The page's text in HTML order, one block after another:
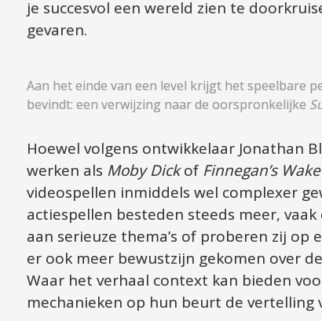
je succesvol een wereld zien te
gevaren.
Aan het einde van een level krijgt het speelbare
bevindt: een verwijzing naar de oorspronkelijke
Hoewel volgens ontwikkelaar Jonathan
werken als Moby Dick of Finnegan’s Wake
videospellen inmiddels wel complexer
actiespellen besteden steeds meer,
aan serieuze thema’s of proberen zij
er ook meer bewustzijn gekomen over
Waar het verhaal context kan bieden
mechanieken op hun beurt de vertelling